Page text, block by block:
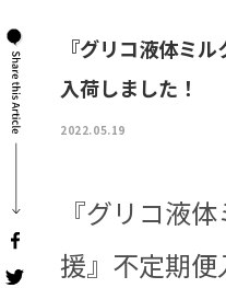
『グリコ液体ミ
入荷しました！
2022.05.19
『グリコ液
援』不定期便